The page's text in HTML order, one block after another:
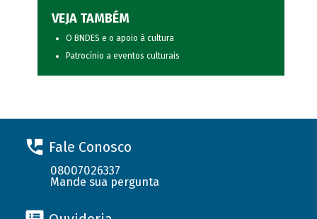
VEJA TAMBÉM
O BNDES e o apoio à cultura
Patrocínio a eventos culturais
Fale Conosco
08007026337
Mande sua pergunta